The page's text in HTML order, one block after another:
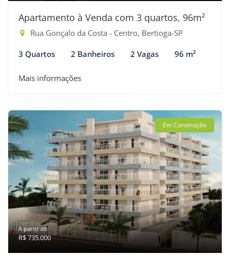
Apartamento à Venda com 3 quartos, 96m²
Rua Gonçalo da Costa - Centro, Bertioga-SP
3 Quartos 2 Banheiros 2 Vagas 96 m²
Mais informações
Em Construção
A partir de:
R$ 735.000